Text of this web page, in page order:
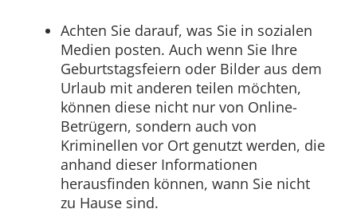
Achten Sie darauf, was Sie in sozialen
Medien posten. Auch wenn Sie Ihre
Geburtstagsfeiern oder Bilder aus dem
Urlaub mit anderen teilen möchten,
können diese nicht nur von Online-
Betrügern, sondern auch von
Kriminellen vor Ort genutzt werden, die
anhand dieser Informationen
herausfinden können, wann Sie nicht
zu Hause sind.